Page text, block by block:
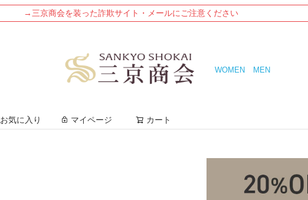
→三京商会を装った詐欺サイト・メールにご注意ください
WOMEN MEN
お気に入り マイページ カート